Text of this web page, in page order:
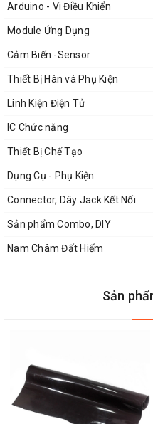
Nam châm đất hiếm
Nhu cầu sử dụng của nam
do đó có nhiều nơi bán
tạiLinh kiện 3M
thì quý
Một số lưu ý khi
hiếm:
Không để nam châm gần
Khi tách các viên nam
Không để nam châm ở
Arduino - Vi Điều Khiển
Module Ứng Dụng
Cảm Biến -Sensor
Thiết Bị Hàn và Phụ Kiện
Linh Kiện Điện Tử
IC Chức năng
Thiết Bị Chế Tạo
Dụng Cụ - Phụ Kiện
Connector, Dây Jack Kết Nối
Sản phẩm Combo, DIY
Nam Châm Đất Hiếm
Sản